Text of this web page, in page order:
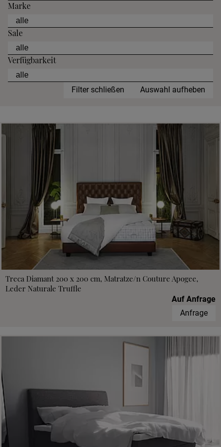
Marke
Sale
Verfügbarkeit
Filter schließen Auswahl aufheben
Treca Diamant 200 x 200 cm, Matratze/n Couture Apogee,
Leder Naturale Truffle
Auf Anfrage
Anfrage